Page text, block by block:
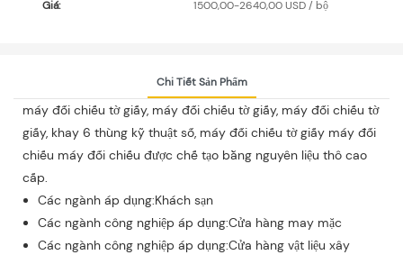
Giá:
1500,00-2640,00 USD / bộ
Chi Tiết Sản Phẩm
máy đối chiếu tờ giấy, máy đối chiếu tờ giấy, máy đối chiếu tờ
giấy, khay 6 thùng kỹ thuật số, máy đối chiếu tờ giấy máy đối
chiếu máy đối chiếu được chế tạo bằng nguyên liệu thô cao
cấp.
Các ngành áp dụng:Khách sạn
Các ngành công nghiệp áp dụng:Cửa hàng may mặc
Các ngành công nghiệp áp dụng:Cửa hàng vật liệu xây